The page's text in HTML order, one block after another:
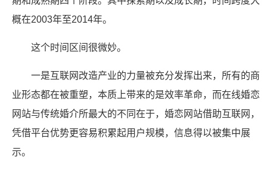
概在2003年至2014年。
这个时间区间很微妙。
一是互联网改造产业的力量被充分发挥出来，所有的商
业形态都在被重塑，本质上带来的是效率革命，而在线婚恋
网站与传统婚介所最大的不同在于，婚恋网站借助互联网，
凭借平台优势更容易积累起用户规模，信息得以被集中展
示。